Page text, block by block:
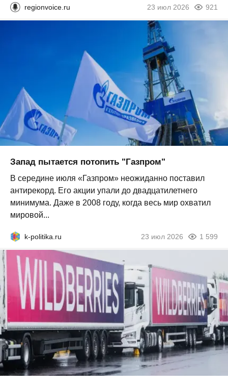
regionvoice.ru 23 июл 2026 921
Запад пытается потопить "Газпром"
В середине июля «Газпром» неожиданно поставил
антирекорд. Его акции упали до двадцатилетнего
минимума. Даже в 2008 году, когда весь мир охватил
мировой...
k-politika.ru 23 июл 2026 1 599